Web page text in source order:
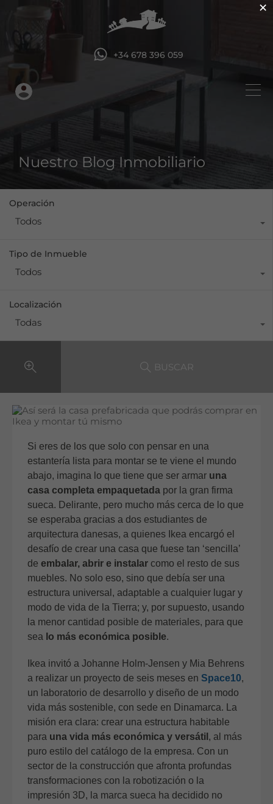
+34 678 396 059
Nuestro Blog Inmobiliario
Operación
Todos
Tipo de Inmueble
Todos
Localización
Todas
BUSCAR
Si eres de los que solo con pensar en una
estantería lista para montar se te viene el mundo
abajo, imagina lo que tiene que ser armar una
casa completa empaquetada por la gran firma
sueca. Delirante, pero mucho más cerca de lo que
se esperaba gracias a dos estudiantes de
arquitectura danesas, a quienes Ikea encargó el
desafío de crear una casa que fuese tan ‘sencilla’
de embalar, abrir e instalar como el resto de sus
muebles. No solo eso, sino que debía ser una
estructura universal, adaptable a cualquier lugar y
modo de vida de la Tierra; y, por supuesto, usando
la menor cantidad posible de materiales, para que
sea lo más económica posible.
Ikea invitó a Johanne Holm-Jensen y Mia Behrens
a realizar un proyecto de seis meses en Space10,
un laboratorio de desarrollo y diseño de un modo
vida más sostenible, con sede en Dinamarca. La
misión era clara: crear una estructura habitable
para una vida más económica y versátil , al más
puro estilo del catálogo de la empresa. Con un
sector de la construcción que afronta profundas
transformaciones con la robotización o la
impresión 3D, la marca sueca ha decidido no
×